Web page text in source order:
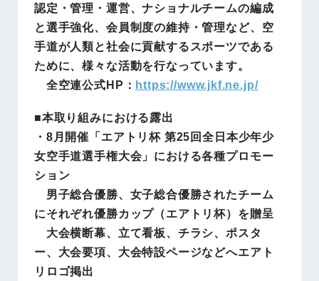
認定・管理・運営、ナショナルチームの編成
と選手強化、会員制度の維持・管理など、空
手道が人類と社会に貢献するスポーツである
ために、様々な活動を行なっています。
全空連公式HP： https://www.jkf.ne.jp/
■本取り組みにおける露出
・8月開催「エアトリ杯 第25回全日本少年少
女空手道選手権大会」における各種プロモー
ション
男子総合優勝、女子総合優勝されたチーム
にそれぞれ優勝カップ（エアトリ杯）を贈呈
大会横断幕、立て看板、チラシ、ポスタ
ー、大会要項、大会特設ページなどへエアト
リロゴ掲出